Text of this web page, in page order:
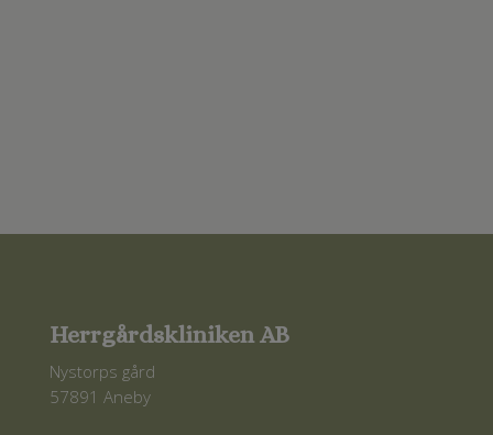
Herrgårdskliniken AB
Nystorps gård
57891 Aneby